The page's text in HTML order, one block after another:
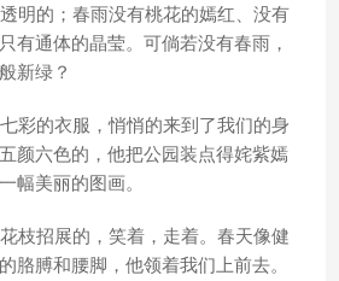
明的；春雨没有桃花的嫣红、没有
有通体的晶莹。可倘若没有春雨，
新绿？
彩的衣服，悄悄的来到了我们的身
颜六色的，他把公园装点得姹紫嫣
幅美丽的图画。
枝招展的，笑着，走着。春天像健
胳膊和腰脚，他领着我们上前去。